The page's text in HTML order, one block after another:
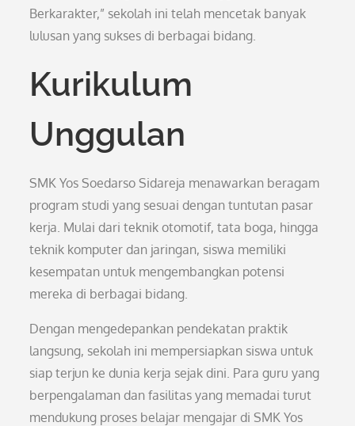
Berkarakter,” sekolah ini telah mencetak banyak
lulusan yang sukses di berbagai bidang.
Kurikulum
Unggulan
SMK Yos Soedarso Sidareja menawarkan beragam
program studi yang sesuai dengan tuntutan pasar
kerja. Mulai dari teknik otomotif, tata boga, hingga
teknik komputer dan jaringan, siswa memiliki
kesempatan untuk mengembangkan potensi
mereka di berbagai bidang.
Dengan mengedepankan pendekatan praktik
langsung, sekolah ini mempersiapkan siswa untuk
siap terjun ke dunia kerja sejak dini. Para guru yang
berpengalaman dan fasilitas yang memadai turut
mendukung proses belajar mengajar di SMK Yos